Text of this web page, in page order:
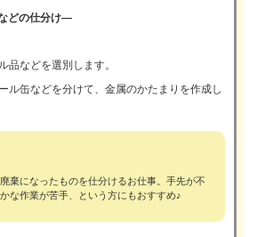
どの仕分け―
品などを選別します。
ル缶などを分けて、金属のかたまりを作成し
棄になったものを仕分けるお仕事。手先が不
な作業が苦手、という方にもおすすめ♪